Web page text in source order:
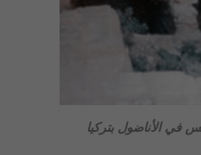
الأناضول بتركيا